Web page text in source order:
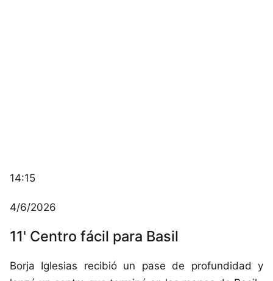
14:15
4/6/2026
11' Centro fácil para Basil
Borja Iglesias recibió un pase de profundidad y